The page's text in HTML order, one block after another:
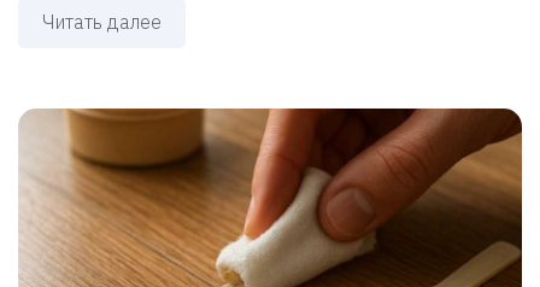
Читать далее